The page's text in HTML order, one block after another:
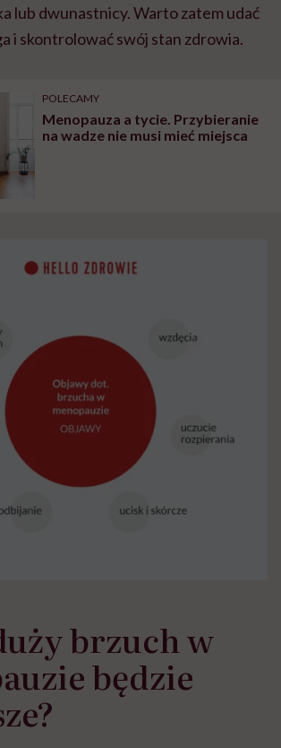
lub dwunastnicy. Warto zatem udać
i skontrolować swój stan zdrowia.
POLECAMY
Menopauza a tycie. Przybieranie
na wadze nie musi mieć miejsca
brzuch w
będzie